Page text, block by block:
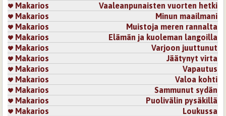
Makarios
Vaaleanpunaisten vuorten hetki
Makarios
Minun maailmani
Makarios
Muistoja meren rannalta
Makarios
Elämän ja kuoleman langoilla
Makarios
Varjoon juuttunut
Makarios
Jäätynyt virta
Makarios
Vapautus
Makarios
Valoa kohti
Makarios
Sammunut sydän
Makarios
Puolivälin pysäkillä
Makarios
Loukussa